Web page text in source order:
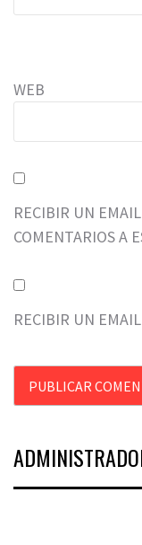
WEB
RECIBIR UN
COMENTARIOS A
RECIBIR UN